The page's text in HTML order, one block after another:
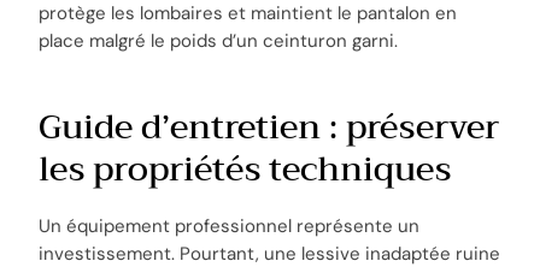
protège les lombaires et maintient le pantalon en
place malgré le poids d’un ceinturon garni.
Guide d’entretien : préserver
les propriétés techniques
Un équipement professionnel représente un
investissement. Pourtant, une lessive inadaptée ruine